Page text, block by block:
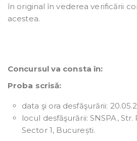
în original în vederea verificării
acestea.
Concursul va consta în:
Proba scrisă:
data şi ora desfăşurării:
locul desfăşurării: SNSPA, Str.
Sector 1, București.